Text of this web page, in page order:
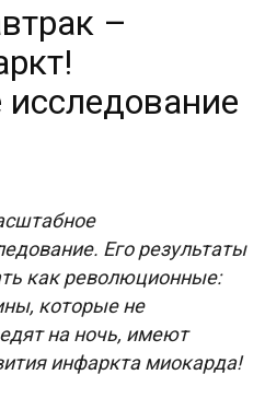
–
Его результаты
как революционные:
которые не
на ночь, имеют
инфаркта миокарда!